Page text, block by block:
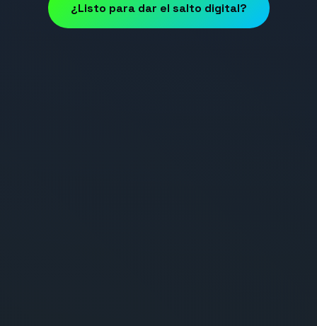
¿Listo para dar el salto digital?